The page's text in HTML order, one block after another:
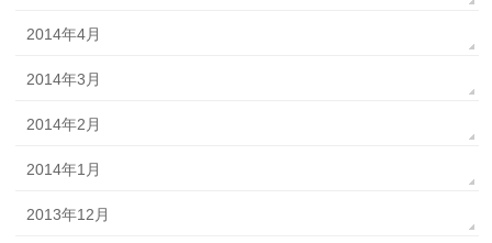
2014年4月
2014年3月
2014年2月
2014年1月
2013年12月